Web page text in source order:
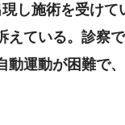
し施術を受けて
えている。診察
動運動が困難で